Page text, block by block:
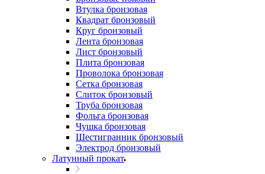
Втулка бронзовая
Квадрат бронзовый
Круг бронзовый
Лента бронзовая
Лист бронзовый
Плита бронзовая
Проволока бронзовая
Сетка бронзовая
Слиток бронзовый
Труба бронзовая
Фольга бронзовая
Чушка бронзовая
Шестигранник бронзовый
Электрод бронзовый
Латунный прокат